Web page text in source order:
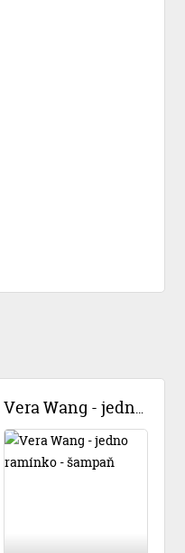
Vera Wang - jedno ramínko - šampaň